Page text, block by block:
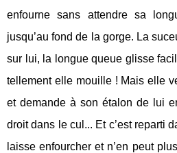
enfourne sans attendre sa
jusqu’au fond de la gorge. La
sur lui, la longue queue glisse
tellement elle mouille ! Mais elle
et demande à son étalon de lui
droit dans le cul... Et c’est reparti
laisse enfourcher et n’en peut